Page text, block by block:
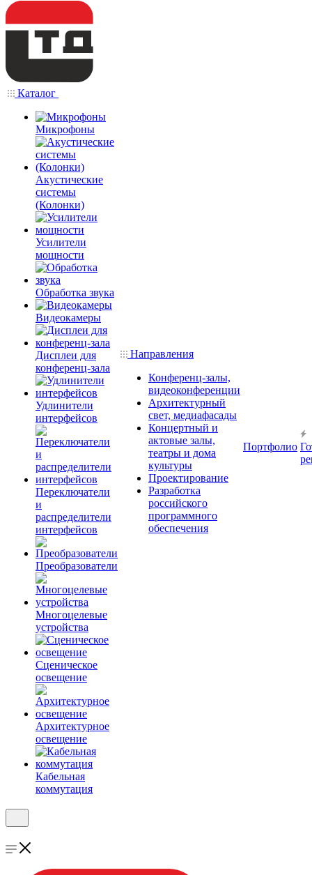
Каталог
Микрофоны
Акустические
системы
(Колонки)
Усилители
мощности
Обработка звука
Видеокамеры
Дисплеи для
конференц-зала
Удлинители
интерфейсов
Переключатели
и
распределители
интерфейсов
Преобразователи
Многоцелевые
устройства
Сценическое
освещение
Архитектурное
освещение
Кабельная
коммутация
Направления
Конференц-залы,
видеоконференции
Архитектурный
свет, медиафасады
Концертный и
актовые залы,
театры и дома
культуры
Проектирование
Разработка
российского
программного
обеспечения
Портфолио